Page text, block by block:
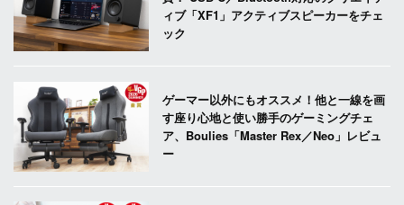
ィブ「XF1」アクティブスピーカーをチェ
ック
ゲーマー以外にもオススメ！他と一線を画
す座り心地と使い勝手のゲーミングチェ
ア、Boulies「Master Rex／Neo」レビュ
ー